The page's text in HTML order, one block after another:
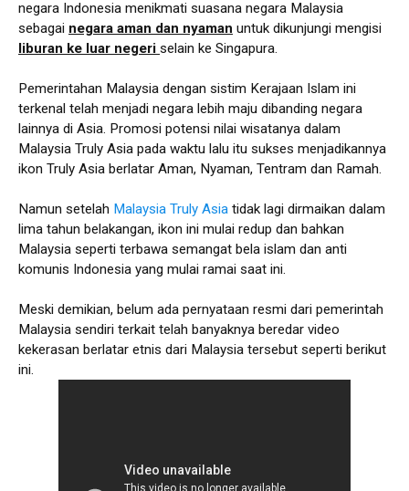
negara Indonesia menikmati suasana negara Malaysia
sebagai negara aman dan nyaman untuk dikunjungi mengisi
liburan ke luar negeri selain ke Singapura.
Pemerintahan Malaysia dengan sistim Kerajaan Islam ini
terkenal telah menjadi negara lebih maju dibanding negara
lainnya di Asia. Promosi potensi nilai wisatanya dalam
Malaysia Truly Asia pada waktu lalu itu sukses menjadikannya
ikon Truly Asia berlatar Aman, Nyaman, Tentram dan Ramah.
Namun setelah Malaysia Truly Asia tidak lagi dirmaikan dalam
lima tahun belakangan, ikon ini mulai redup dan bahkan
Malaysia seperti terbawa semangat bela islam dan anti
komunis Indonesia yang mulai ramai saat ini.
Meski demikian, belum ada pernyataan resmi dari pemerintah
Malaysia sendiri terkait telah banyaknya beredar video
kekerasan berlatar etnis dari Malaysia tersebut seperti berikut
ini.